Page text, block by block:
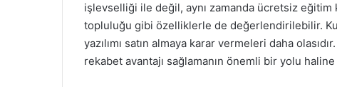
işlevselliği ile değil, aynı zamanda ücretsiz eğitim
topluluğu gibi özelliklerle de değerlendirilebilir.
yazılımı satın almaya karar vermeleri daha
rekabet avantajı sağlamanın önemli bir yolu